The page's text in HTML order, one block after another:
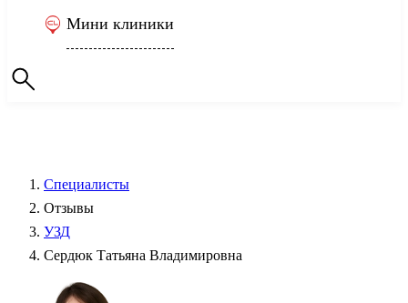
Мини клиники
Специалисты
Отзывы
УЗД
Сердюк Татьяна Владимировна